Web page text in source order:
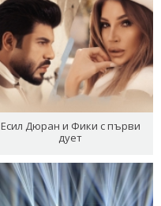
Есил Дюран и Фики с първи
дует